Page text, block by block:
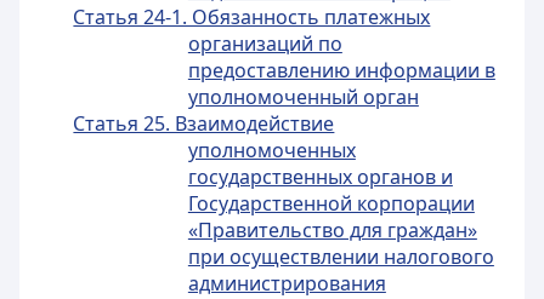
Статья 24-1. Обязанность платежных
организаций по
предоставлению информации в
уполномоченный орган
Статья 25. Взаимодействие
уполномоченных
государственных органов и
Государственной корпорации
«Правительство для граждан»
при осуществлении налогового
администрирования